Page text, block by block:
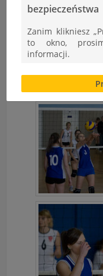
bezpieczeństwa
Zanim klikniesz
to okno,
informacji.
Brak zgody bądź
cookies lub
uniemożliwić
Informacje
przetwarzania
czas w sekcji
"Nasza